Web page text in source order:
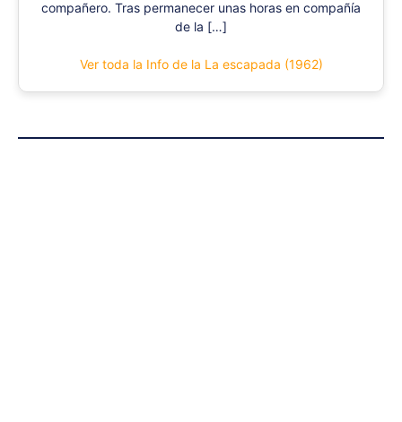
compañero. Tras permanecer unas horas en compañía
de la […]
Ver toda la Info de la La escapada (1962)